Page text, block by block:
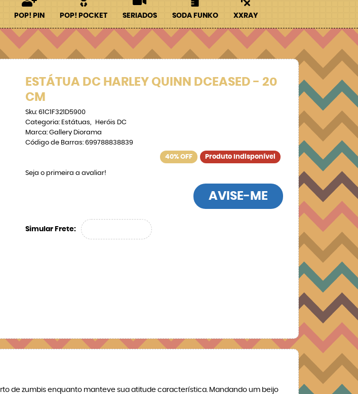
POP! PIN POP! POCKET SERIADOS SODA FUNKO XXRAY
ESTÁTUA DC HARLEY QUINN DCEASED - 20
CM
Sku: 61C1F321D5900
Categoria: Estátuas
Heróis DC
Marca: Gallery Diorama
Código de Barras: 699788838839
40% OFF Produto Indisponível
Seja o primeira a avaliar!
AVISE-ME
Simular Frete:
de zumbis enquanto manteve sua atitude característica. Mandando um beijo